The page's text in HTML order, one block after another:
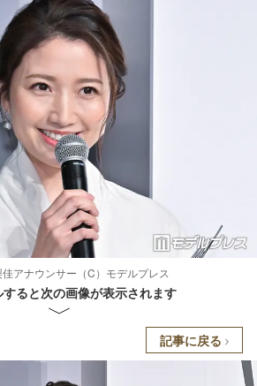
アナウンサー（C）モデルプレス
ると次の画像が表示されます
記事に戻る